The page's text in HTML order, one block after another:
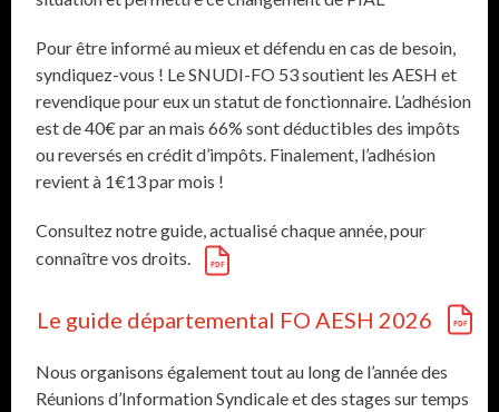
Pour être informé au mieux et défendu en cas de besoin,
syndiquez-vous ! Le SNUDI-FO 53 soutient les AESH et
revendique pour eux un statut de fonctionnaire. L’adhésion
est de 40€ par an mais 66% sont déductibles des impôts
ou reversés en crédit d’impôts. Finalement, l’adhésion
revient à 1€13 par mois !
Consultez notre guide, actualisé chaque année, pour
connaître vos droits.
Le guide départemental FO AESH 2026
Nous organisons également tout au long de l’année des
Réunions d’Information Syndicale et des stages sur temps